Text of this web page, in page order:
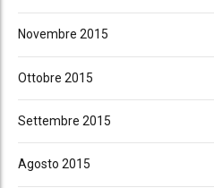
Novembre 2015
Ottobre 2015
Settembre 2015
Agosto 2015